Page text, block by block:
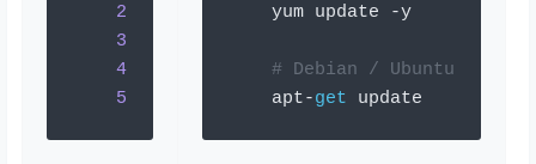
2
3
4
5
yum update -y
# Debian / Ubuntu
apt-get update